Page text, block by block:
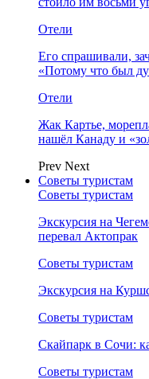
Отели
Его спрашивали,
«Потому что был
Отели
Жак Картье,
нашёл Канаду и
Prev Next
Советы туристам
Советы туристам
Экскурсия на
перевал Актопрак
Советы туристам
Экскурсия на
Советы туристам
Скайпарк в Сочи:
Советы туристам